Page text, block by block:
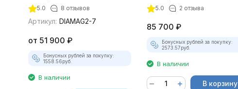
максимальный комплект)
5.0 8 отзывов
Артикул: DIAMAG2-7
от 51 900 ₽
Бонусных рублей за покупку:
1558.56руб.
В наличии
лицензий)
5.0 2 отзыва
85 700 ₽
Бонусных рублей за покупку:
2573.57руб.
В наличии
В корзину